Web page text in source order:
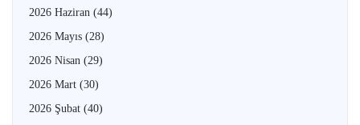
2026 Haziran (44)
2026 Mayıs (28)
2026 Nisan (29)
2026 Mart (30)
2026 Şubat (40)